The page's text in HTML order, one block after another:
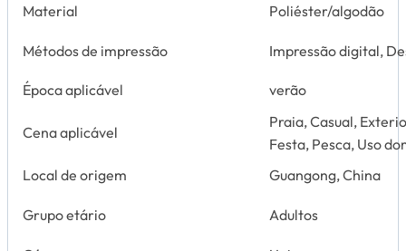
Material Poliéster/algodão
Métodos de impressão Impressão digital,
Época aplicável verão
Cena aplicável
Praia, Casual,
Festa, Pesca, Uso
Local de origem
Guangong, China
Grupo etário Adultos